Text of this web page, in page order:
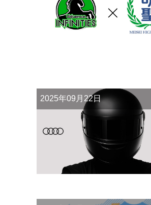
2025年09月22日